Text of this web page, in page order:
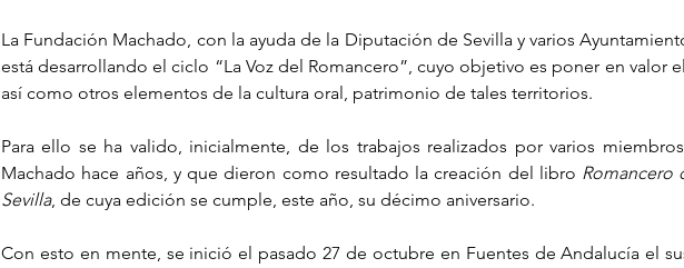
La Fundación Machado, con la ayuda de la Diputación de Sevilla y varios
está desarrollando el ciclo “La Voz del Romancero”, cuyo objetivo es poner en valor
así como otros elementos de la cultura oral, patrimonio de tales territorios.
Para ello se ha valido, inicialmente, de los trabajos realizados por varios
Machado hace años, y que dieron como resultado la creación del libro Romancero
Sevilla, de cuya edición se cumple, este año, su décimo aniversario.
Con esto en mente, se inició el pasado 27 de octubre en Fuentes de Andalucía el